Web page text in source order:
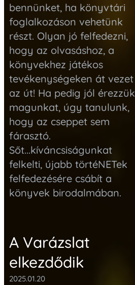
bennünket, ha könyvtári
foglalkozáson vehetünk
részt. Olyan jó felfedezni,
hogy az olvasáshoz, a
könyvekhez játékos
tevékenységeken át vezet
az út! Ha pedig jól érezzük
magunkat, úgy tanulunk,
hogy az cseppet sem
fárasztó.
Sőt...kíváncsiságunkat
felkelti, újabb törtéNETek
felfedezésére csábít a
könyvek birodalmában.
A Varázslat
elkezdődik
2025.01.20